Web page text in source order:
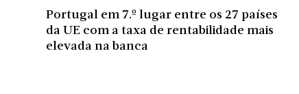
Portugal em 7.º lugar entre os 27 países
da UE com a taxa de rentabilidade mais
elevada na banca